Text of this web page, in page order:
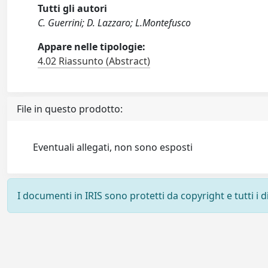
Tutti gli autori
C. Guerrini; D. Lazzaro; L.Montefusco
Appare nelle tipologie:
4.02 Riassunto (Abstract)
File in questo prodotto:
Eventuali allegati, non sono esposti
I documenti in IRIS sono protetti da copyright e tutti i